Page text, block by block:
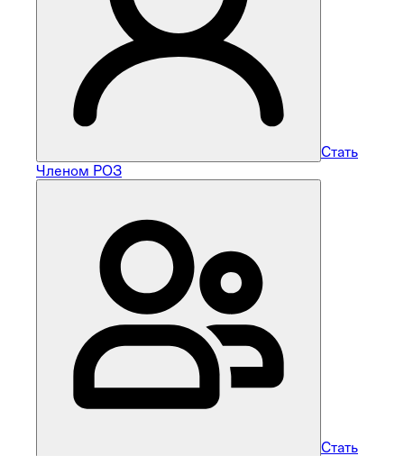
Стать
Членом РОЗ
Стать